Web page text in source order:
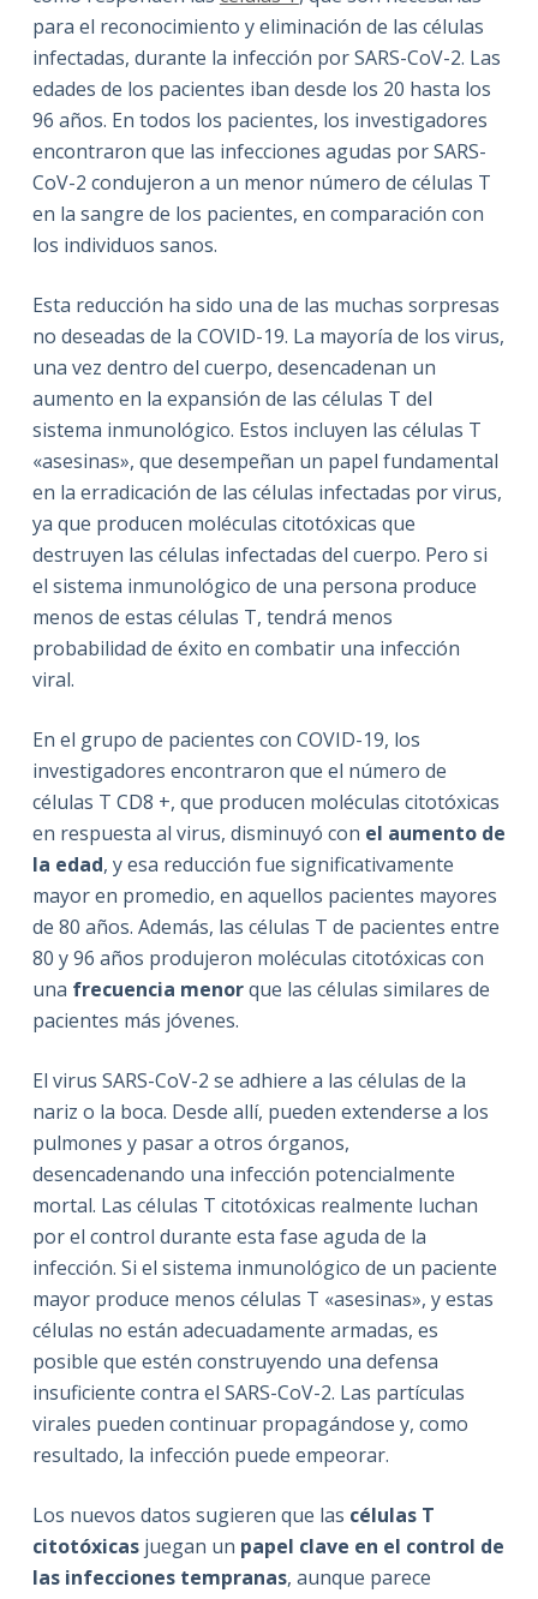
para el reconocimiento y eliminación de las células
infectadas, durante la infección por SARS-CoV-2. Las
edades de los pacientes iban desde los 20 hasta los
96 años. En todos los pacientes, los investigadores
encontraron que las infecciones agudas por SARS-
CoV-2 condujeron a un menor número de células T
en la sangre de los pacientes, en comparación con
los individuos sanos.
Esta reducción ha sido una de las muchas sorpresas
no deseadas de la COVID-19. La mayoría de los virus,
una vez dentro del cuerpo, desencadenan un
aumento en la expansión de las células T del
sistema inmunológico. Estos incluyen las células T
«asesinas», que desempeñan un papel fundamental
en la erradicación de las células infectadas por virus,
ya que producen moléculas citotóxicas que
destruyen las células infectadas del cuerpo. Pero si
el sistema inmunológico de una persona produce
menos de estas células T, tendrá menos
probabilidad de éxito en combatir una infección
viral.
En el grupo de pacientes con COVID-19, los
investigadores encontraron que el número de
células T CD8 +, que producen moléculas citotóxicas
en respuesta al virus, disminuyó con el aumento de
la edad, y esa reducción fue significativamente
mayoren promedio, en aquellos pacientes mayores
de 80 años. Además, las células T de pacientes entre
80 y 96 años produjeron moléculas citotóxicas con
una frecuencia menorque las células similares de
pacientes más jóvenes.
El virus SARS-CoV-2 se adhiere a las células de la
nariz o la boca. Desde allí, pueden extenderse a los
pulmones y pasar a otros órganos,
desencadenando una infección potencialmente
mortal. Las células T citotóxicas realmente luchan
por el control durante esta fase aguda de la
infección. Si el sistema inmunológico de un paciente
mayor produce menos células T «asesinas», y estas
células no están adecuadamente armadas, es
posible que estén construyendo una defensa
insuficiente contra el SARS-CoV-2. Las partículas
virales pueden continuar propagándose y, como
resultado, la infección puede empeorar.
Los nuevos datos sugieren que las células T
citotóxicasjuegan un papel clave en el control de
las infecciones tempranas, aunque parece